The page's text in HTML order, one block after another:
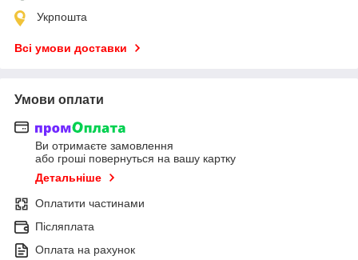
Укрпошта
Всі умови доставки
Умови оплати
Ви отримаєте замовлення
або гроші повернуться на вашу картку
Детальніше
Оплатити частинами
Післяплата
Оплата на рахунок